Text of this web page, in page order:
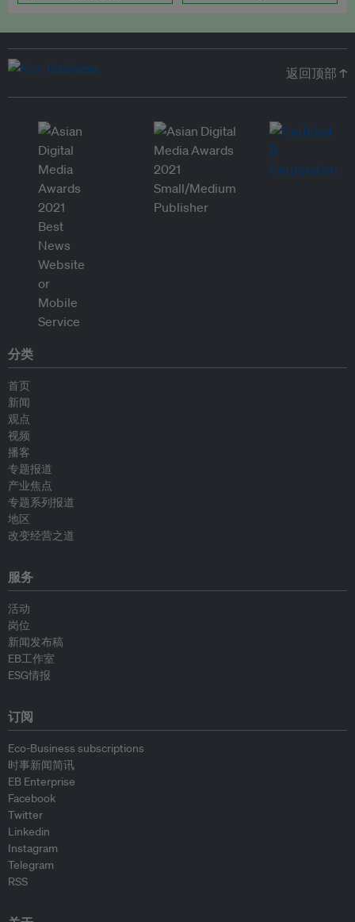
返回顶部 ↑
分类
首页
新闻
观点
视频
播客
专题报道
产业焦点
专题系列报道
地区
改变经营之道
服务
活动
岗位
新闻发布稿
EB工作室
ESG情报
订阅
Eco-Business subscriptions
时事新闻简讯
EB Enterprise
Facebook
Twitter
Linkedin
Instagram
Telegram
RSS